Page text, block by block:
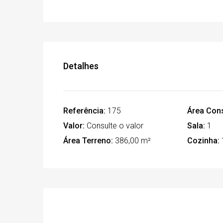
Detalhes
Referência: 175
Valor: Consulte o valor
Área Terreno: 386,00 m²
Área
Sala: 1
Cozinha: